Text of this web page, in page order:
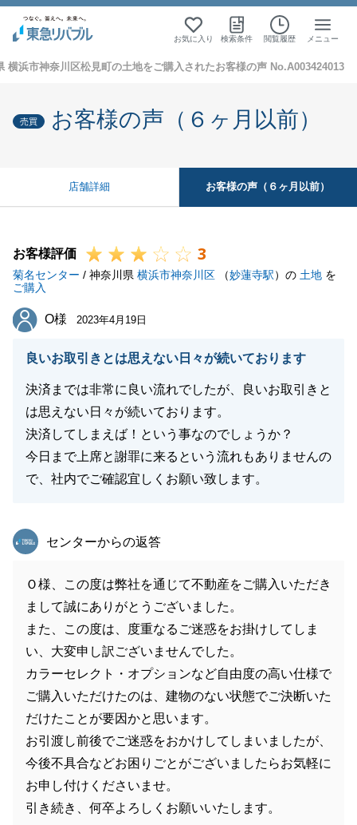
お気に入り 検索条件 閲覧履歴 メニュー
横浜市神奈川区松見町の土地をご購入されたお客様の声 No.A003424013
売買 お客様の声（６ヶ月以前）
店舗詳細 お客様の声（６ヶ月以前）
お客様評価 3
菊名センター / 神奈川県 横浜市神奈川区 （妙蓮寺駅）の 土地 を
ご購入
O様
O様 2023年4月19日
良いお取引きとは思えない日々が続いております
決済までは非常に良い流れでしたが、良いお取引きと
は思えない日々が続いております。
決済してしまえば！という事なのでしょうか？
今日まで上席と謝罪に来るという流れもありませんの
で、社内でご確認宜しくお願い致します。
東急リバブル
センターからの返答
Ｏ様、この度は弊社を通じて不動産をご購入いただき
まして誠にありがとうございました。
また、この度は、度重なるご迷惑をお掛けしてしま
い、大変申し訳ございませんでした。
カラーセレクト・オプションなど自由度の高い仕様で
ご購入いただけたのは、建物のない状態でご決断いた
だけたことが要因かと思います。
お引渡し前後でご迷惑をおかけしてしまいましたが、
今後不具合などお困りごとがございましたらお気軽に
お申し付けくださいませ。
引き続き、何卒よろしくお願いいたします。